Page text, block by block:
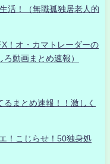
活！（無職孤独居老人的
！オ・カマトレーダーの
動画まとめ速報）
まとめ速報！！激しく
！こじらせ！50独身処